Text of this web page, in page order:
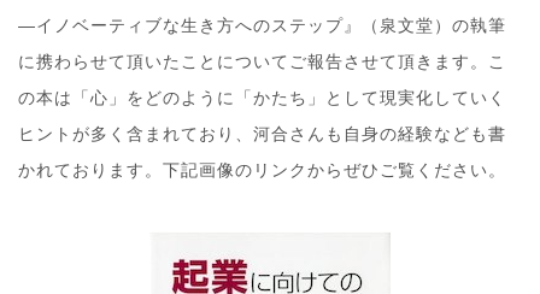
―イノベーティブな生き方へのステップ』（泉文堂）の執筆
に携わらせて頂いたことについてご報告させて頂きます。こ
の本は「心」をどのように「かたち」として現実化していく
ヒントが多く含まれており、河合さんも自身の経験なども書
かれております。下記画像のリンクからぜひご覧ください。